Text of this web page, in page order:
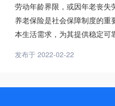
劳动年龄界限，或因年老丧
养老保险是社会保障制度的
本生活需求，为其提供稳定可
发布于 2022-02-22